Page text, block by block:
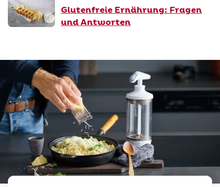
Glutenfreie Ernährung: Fragen
und Antworten